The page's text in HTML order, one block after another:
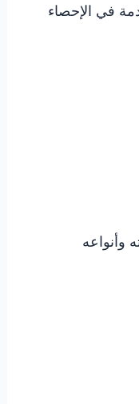
في الإحصاء
وأنواعه